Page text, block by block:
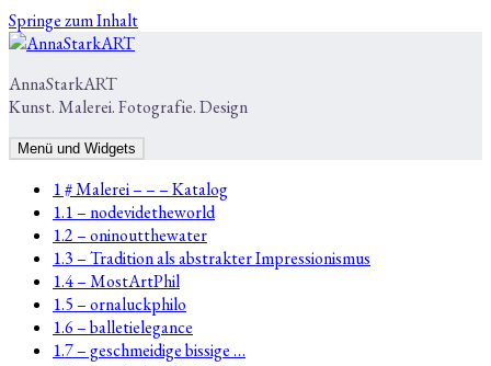
Springe zum Inhalt
AnnaStarkART
Kunst. Malerei. Fotografie. Design
Menü und Widgets
1 # Malerei – – – Katalog
1.1 – nodevidetheworld
1.2 – oninoutthewater
1.3 – Tradition als abstrakter Impressionismus
1.4 – MostArtPhil
1.5 – ornaluckphilo
1.6 – balletielegance
1.7 – geschmeidige bissige …